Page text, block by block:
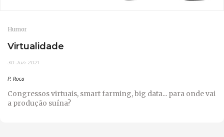
Humor
Virtualidade
30-Jun-2021
P. Roca
Congressos virtuais, smart farming, big data... para onde vai
a produção suína?